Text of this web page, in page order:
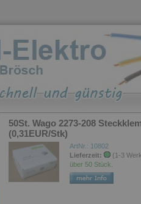
50St. Wago 2273-208
(0,31EUR/Stk)
ArtNr.: 10802
Lieferzeit:
(1-3
über 50 Stück.